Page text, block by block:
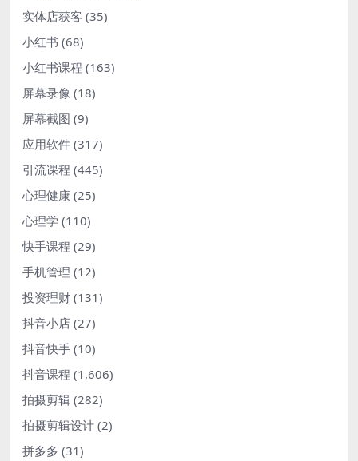
实体店获客 (35)
小红书 (68)
小红书课程 (163)
屏幕录像 (18)
屏幕截图 (9)
应用软件 (317)
引流课程 (445)
心理健康 (25)
心理学 (110)
快手课程 (29)
手机管理 (12)
投资理财 (131)
抖音小店 (27)
抖音快手 (10)
抖音课程 (1,606)
拍摄剪辑 (282)
拍摄剪辑设计 (2)
拼多多 (31)